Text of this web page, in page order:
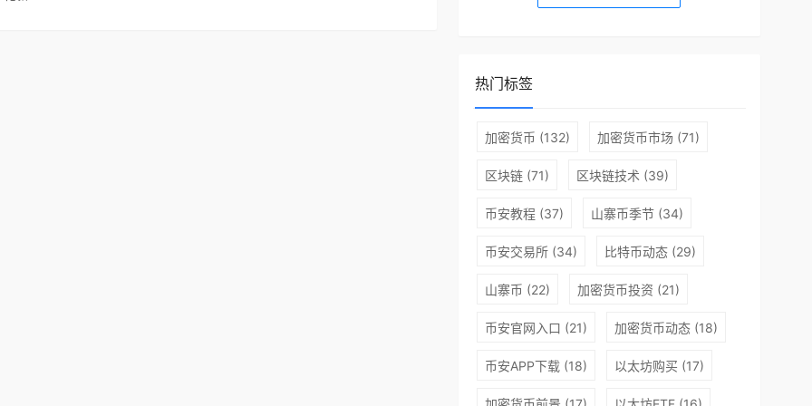
热门标签
加密货币 (132) 加密货币市场 (71)
区块链(71) 区块链技术 (39)
币安教程(37) 山寨币季节(34)
币安交易所(34) 比特币动态(29)
山寨币 (22) 加密货币投资 (21)
币安官网入口 (21) 加密货币动态(18)
币安APP下载(18) 以太坊购买 (17)